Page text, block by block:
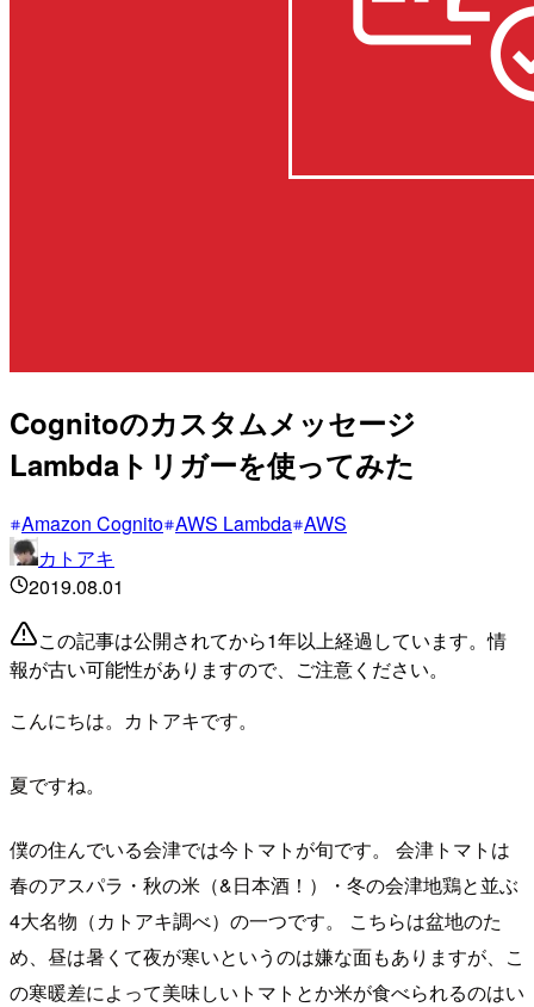
Cognitoのカスタムメッセージ
Lambdaトリガーを使ってみた
Amazon Cognito AWS Lambda AWS
カトアキ
2019.08.01
この記事は公開されてから1年以上経過しています。情
報が古い可能性がありますので、ご注意ください。
こんにちは。カトアキです。
夏ですね。
僕の住んでいる会津では今トマトが旬です。 会津トマトは
春のアスパラ・秋の米（&日本酒！）・冬の会津地鶏と並ぶ
4大名物（カトアキ調べ）の一つです。 こちらは盆地のた
め、昼は暑くて夜が寒いというのは嫌な面もありますが、こ
の寒暖差によって美味しいトマトとか米が食べられるのはい